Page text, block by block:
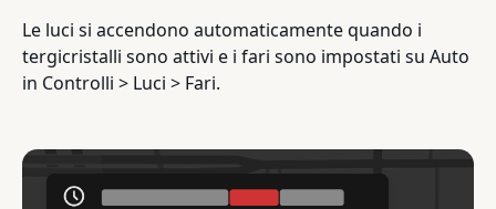
Le luci si accendono automaticamente quando i
tergicristalli sono attivi e i fari sono impostati su Auto
in Controlli > Luci > Fari.